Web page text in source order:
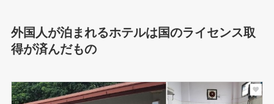
外国人が泊まれるホテルは国のライセンス取
得が済んだもの